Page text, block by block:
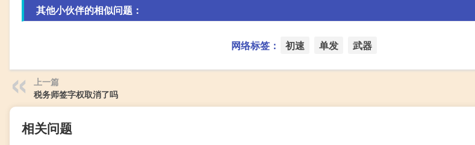
其他小伙伴的相似问题：
网络标签： 初速 单发 武器
上一篇
税务师签字权取消了吗
相关问题